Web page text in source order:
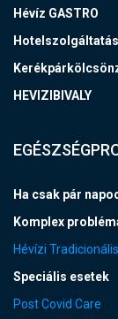
Hévíz GASTRO
HEVIZIBIVALY
Ha csak pár
Komplex
Hévízi
Speciális esetek
Post Covid Care